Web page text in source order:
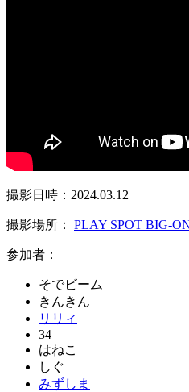
撮影日時：2024.03.12
撮影場所： PLAY SPOT BIG-
参加者：
そでビーム
きんきん
リリィ
34
はねこ
しぐ
みずしま